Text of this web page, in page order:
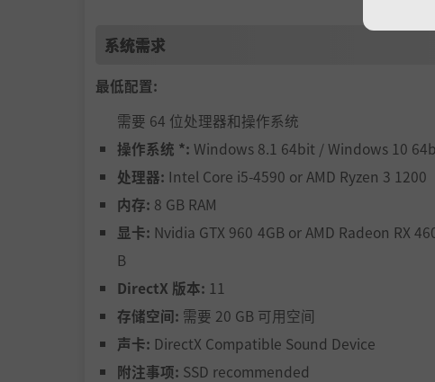
黄金、财富、超速的发展…不会那么轻而易举的得
碰巧忘记了献祭，神灵则会给你的帝国带来众多灾
祭献的时间和物品，因为没有凡人能够逃过他们的愤
征服和奴役邻国人
每一块黄金都是用鲜血换来的，战争是快速致富的
唯一的忧虑，还有其他民族和部落也在追求与你相
于你与敌人的小规模冲突。战争期间成熟的资源管
归。为黄金城最强大统治者的荣誉而战，El Dorado！
系统需求
最低配置:
需要 64 位处理器和操作系统
操作系统 *: Windows 8.1 64bit / Windows 10
处理器: Intel Core i5-4590 or AMD Ryzen 3 1200
内存: 8 GB RAM
显卡: Nvidia GTX 960 4GB or AMD Radeon RX
B
DirectX 版本: 11
存储空间: 需要 20 GB 可用空间
声卡: DirectX Compatible Sound Device
附注事项: SSD recommended